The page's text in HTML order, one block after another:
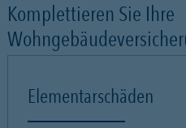
Komplettieren Sie Ihre
Elementarschäden